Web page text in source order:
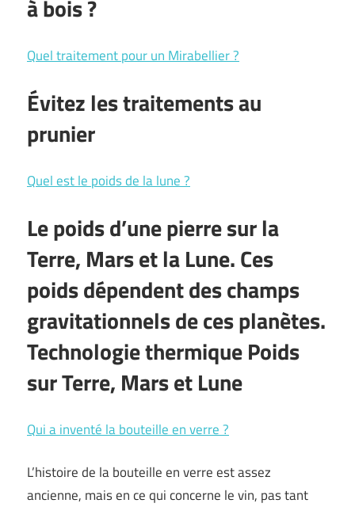
à bois ?
Quel traitement pour un Mirabellier ?
Évitez les traitements au
prunier
Quel est le poids de la lune ?
Le poids d’une pierre sur la
Terre, Mars et la Lune. Ces
poids dépendent des champs
gravitationnels de ces planètes.
Technologie thermique Poids
sur Terre, Mars et Lune
Qui a inventé la bouteille en verre ?
L’histoire de la bouteille en verre est assez
ancienne, mais en ce qui concerne le vin, pas tant